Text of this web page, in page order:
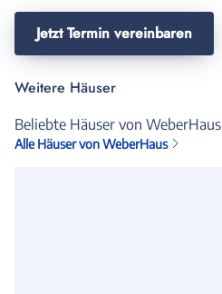
Jetzt Termin vereinbaren
Weitere Häuser
Beliebte Häuser von WeberHaus
Alle Häuser von WeberHaus